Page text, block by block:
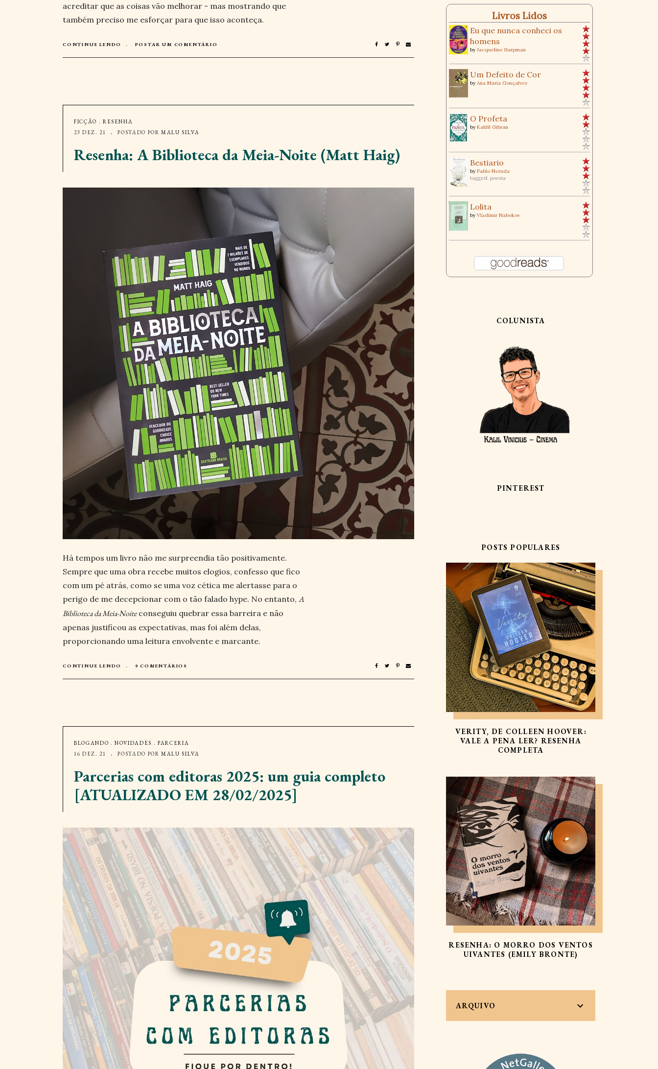
acreditar que as coisas vão melhorar - mas mostrando que
também preciso me esforçar para que isso aconteça.
CONTINUE LENDO POSTAR UM COMENTÁRIO
FICÇÃO . RESENHA
23 DEZ. 21
POSTADO PORMALU SILVA
Resenha: A Biblioteca da Meia-Noite (Matt Haig)
Há tempos um livro não me surpreendia tão positivamente.
Sempre que uma obra recebe muitos elogios, confesso que fico
com um pé atrás, como se uma voz cética me alertasse para o
perigo de me decepcionar com o tão falado hype. No entanto, A
Biblioteca da Meia-Noiteconseguiu quebrar essa barreira e não
apenas justificou as expectativas, mas foi além delas,
proporcionando uma leitura envolvente e marcante.
CONTINUE LENDO 9 COMENTÁRIOS
BLOGANDO .NOVIDADES . PARCERIA
16 DEZ. 21
POSTADO PORMALU SILVA
Parcerias com editoras 2025: um guia completo
[ATUALIZADO EM 28/02/2025]
Livros Lidos
Eu que nunca conheci os
homens
byJacqueline Harpman
Um Defeito de Cor
byAna Maria Gonçalves
O Profeta
byKahlil Gibran
Bestiario
byPablo Neruda
tagged: poesia
Lolita
byVladimir Nabokov
COLUNISTA
PINTEREST
POSTS POPULARES
VERITY, DE COLLEEN HOOVER:
VALE A PENA LER? RESENHA
COMPLETA
RESENHA: O MORRO DOS VENTOS
UIVANTES (EMILY BRONTE)
ARQUIVO